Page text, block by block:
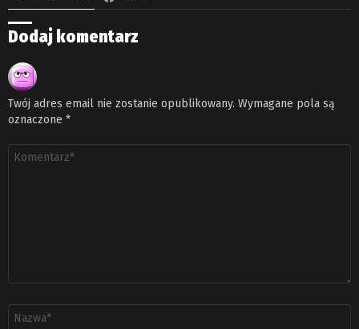
Dodaj komentarz
Twój adres email nie zostanie opublikowany. Wymagane pola są
oznaczone *